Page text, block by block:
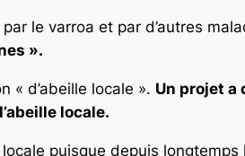
le varroa et par d’autres
».
« d’abeille locale ». Un projet a
locale.
puisque depuis longtemps